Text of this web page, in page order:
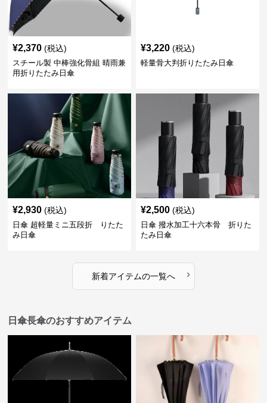
¥2,370 (税込)
スチール製 中棒強化骨組 晴雨兼
用折りたたみ日傘
¥3,220 (税込)
軽量骨大判折りたたみ日傘
¥2,930 (税込)
日傘 超軽量ミニ五段折 りたた
み日傘
¥2,500 (税込)
日傘 撥水加工十六本骨 折りた
たみ日傘
新着アイテムの一覧へ ›
日傘長傘のおすすめアイテム